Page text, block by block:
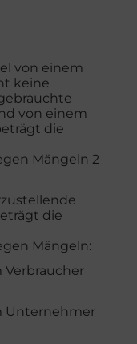
von einem
keine
von einem
die
Mängeln 2
die
Mängeln:
Verbraucher
Unternehmer